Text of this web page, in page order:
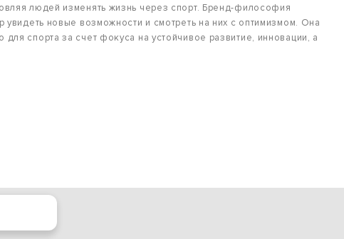
людей изменять жизнь через спорт. Бренд-философия
новые возможности и смотреть на них с оптимизмом. Она
спорта за счет фокуса на устойчивое развитие, инновации, а